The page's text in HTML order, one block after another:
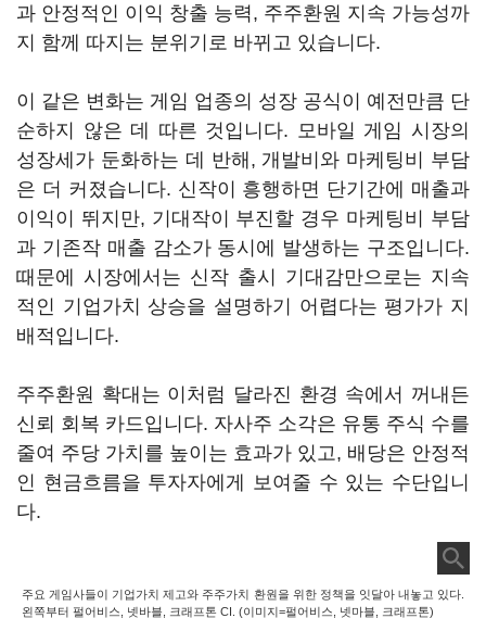
과 안정적인 이익 창출 능력, 주주환원 지속 가능성까
지 함께 따지는 분위기로 바뀌고 있습니다.
이 같은 변화는 게임 업종의 성장 공식이 예전만큼 단
순하지 않은 데 따른 것입니다. 모바일 게임 시장의
성장세가 둔화하는 데 반해, 개발비와 마케팅비 부담
은 더 커졌습니다. 신작이 흥행하면 단기간에 매출과
이익이 뛰지만, 기대작이 부진할 경우 마케팅비 부담
과 기존작 매출 감소가 동시에 발생하는 구조입니다.
때문에 시장에서는 신작 출시 기대감만으로는 지속
적인 기업가치 상승을 설명하기 어렵다는 평가가 지
배적입니다.
주주환원 확대는 이처럼 달라진 환경 속에서 꺼내든
신뢰 회복 카드입니다. 자사주 소각은 유통 주식 수를
줄여 주당 가치를 높이는 효과가 있고, 배당은 안정적
인 현금흐름을 투자자에게 보여줄 수 있는 수단입니
다.
주요 게임사들이 기업가치 제고와 주주가치 환원을 위한 정책을 잇달아 내놓고 있다.
왼쪽부터 펄어비스, 넷바블, 크래프톤 CI. (이미지=펄어비스, 넷마블, 크래프톤)